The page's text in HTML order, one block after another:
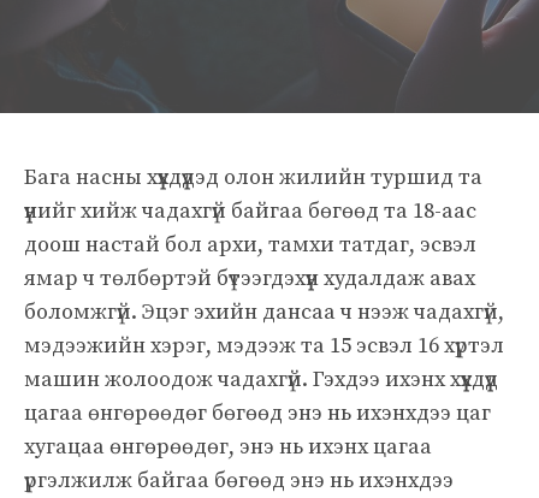
Бага насны хүүхдүүдэд олон жилийн туршид та
үүнийг хийж чадахгүй байгаа бөгөөд та 18-аас
доош настай бол архи, тамхи татдаг, эсвэл
ямар ч төлбөртэй бүтээгдэхүүн худалдаж авах
боломжгүй. Эцэг эхийн дансаа ч нээж чадахгүй,
мэдээжийн хэрэг, мэдээж та 15 эсвэл 16 хүртэл
машин жолоодож чадахгүй. Гэхдээ ихэнх хүүхдүүд
цагаа өнгөрөөдөг бөгөөд энэ нь ихэнхдээ цаг
хугацаа өнгөрөөдөг, энэ нь ихэнх цагаа
үргэлжилж байгаа бөгөөд энэ нь ихэнхдээ